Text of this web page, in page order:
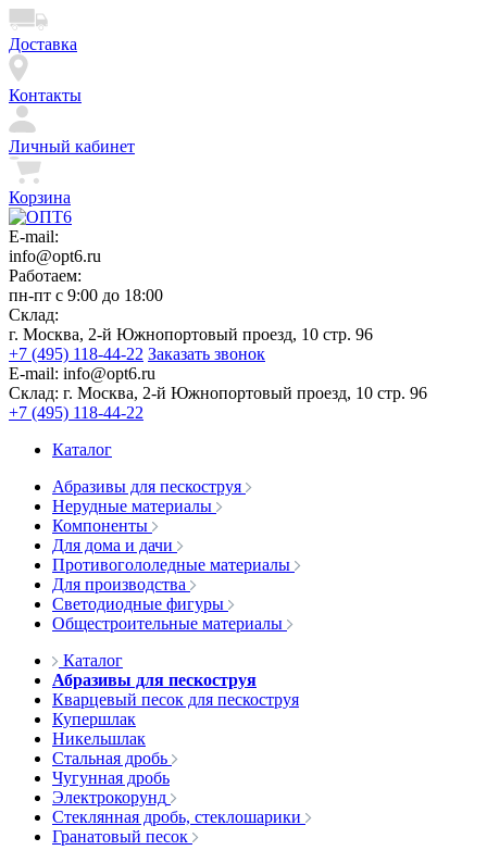
Доставка
Контакты
Личный кабинет
Корзина
E-mail:
info@opt6.ru
Работаем:
пн-пт с 9:00 до 18:00
Склад:
г. Москва, 2-й Южнопортовый проезд, 10 стр. 96
+7 (495) 118-44-22 Заказать звонок
E-mail: info@opt6.ru
Склад: г. Москва, 2-й Южнопортовый проезд, 10 стр. 96
+7 (495) 118-44-22
Каталог
Абразивы для пескоструя
Нерудные материалы
Компоненты
Для дома и дачи
Противогололедные материалы
Для производства
Светодиодные фигуры
Общестроительные материалы
Каталог
Абразивы для пескоструя
Кварцевый песок для пескоструя
Купершлак
Никельшлак
Стальная дробь
Чугунная дробь
Электрокорунд
Стеклянная дробь, стеклошарики
Гранатовый песок